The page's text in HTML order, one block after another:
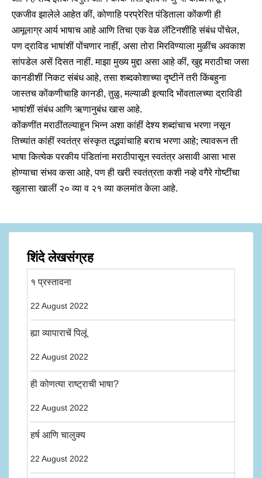
एकजीव झालेले आहेत कीं, कोणाहि परप्रेरित पंडिताला कोंकणी ही
आमूलाग्र आर्य भाषाच आहे आणि तिचा एक वेळ लॅटिनशींहि संबंध पोंचेल,
पण द्राविड भाषांशीं पोंचणार नाहीं, असा तोरा मिरविण्याला मुळींच अवकाश
सांपडेल असें दिसत नाहीं. माझा मुख्य मुद्दा असा आहे कीं, खुद्द मराठीचा जसा
कानडीशीं निकट संबंध आहे, तसा शब्दकोशाच्या दृष्टीनें तरी किंबहुना
जास्तच कोंकणीचाहि कानडी, तुळु, मल्याळी इत्यादि भोंवतालच्या द्राविडी
भाषांशीं संबंध आणि ऋणानुबंध खास आहे.
कोंकणींत मराठींतल्याहून भिन्न अशा कांहीं देश्य शब्दांचाच भरणा नसून
तिच्यांत कांहीं स्वतंत्र संस्कृत तद्भवांचाहि बराच भरणा आहे; त्यावरून ती
भाषा कित्येक परकीय पंडितांना मराठीपासून स्वतंत्र असावी आसा भास
होण्याचा संभव कसा आहे, पण ही खरी स्वतंत्रता कशी नव्हे वगैरे गोष्टींचा
खुलासा खालीं २० व्या व २१ व्या कलमांत केला आहे.
शिंदे लेखसंग्रह
१ प्रस्तावना
22 August 2022
ह्या व्यापाराचें पिलूं
22 August 2022
ही कोणत्या राष्ट्राची भाषा?
22 August 2022
हर्ष आणि चालुक्य
22 August 2022